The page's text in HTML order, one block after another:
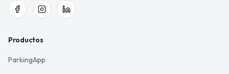
Productos
ParkingApp